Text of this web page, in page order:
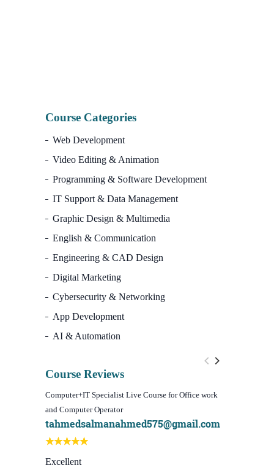
Course Categories
Web Development
Video Editing & Animation
Programming & Software Development
IT Support & Data Management
Graphic Design & Multimedia
English & Communication
Engineering & CAD Design
Digital Marketing
Cybersecurity & Networking
App Development
AI & Automation
Course Reviews
Computer+IT Specialist Live Course for Office work
and Computer Operator
tahmedsalmanahmed575@gmail.com
Excellent